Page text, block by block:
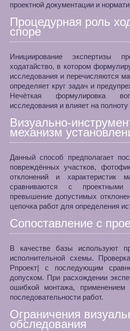
проектной документации и
Процедурная роль
споре
Инициирование экспертизы
ходатайство, в котором
исследования и перечисляются
определяет круг задач и
Нечёткая формулировка
исследования и влияет на
Визуально-
механизм
Данный способ предполагает
повреждённых участков,
отклонений и характеристик
сравниваются с
превышение допустимых
цепочка работ для определения
Сопоставление с
В качестве базы используют
исполнительной схемы.
Pпроект| с последующим
допуском. При расхождении
ошибкой монтажа,
последовательности работ.
Ограничения
обследования